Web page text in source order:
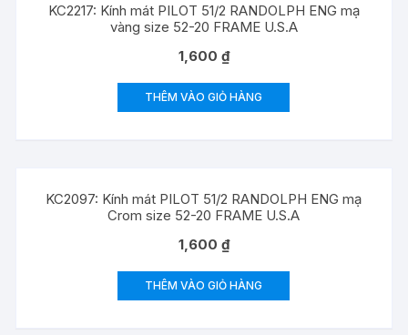
KC2217: Kính mát PILOT 51/2 RANDOLPH ENG mạ
vàng size 52-20 FRAME U.S.A
1,600 ₫
THÊM VÀO GIỎ HÀNG
KC2097: Kính mát PILOT 51/2 RANDOLPH ENG mạ
Crom size 52-20 FRAME U.S.A
1,600 ₫
THÊM VÀO GIỎ HÀNG